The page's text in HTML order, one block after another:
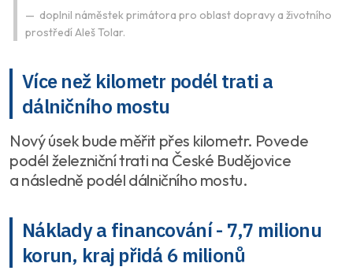
doplnil náměstek primátora pro oblast dopravy a životního
prostředí Aleš Tolar.
Více než kilometr podél trati a
dálničního mostu
Nový úsek bude měřit přes kilometr. Povede
podél železniční trati na České Budějovice
a následně podél dálničního mostu.
Náklady a financování - 7,7 milionu
korun, kraj přidá 6 milionů